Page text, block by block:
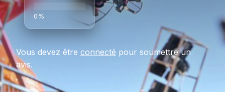
Vous devez être connecté pour soumettre un
avis.